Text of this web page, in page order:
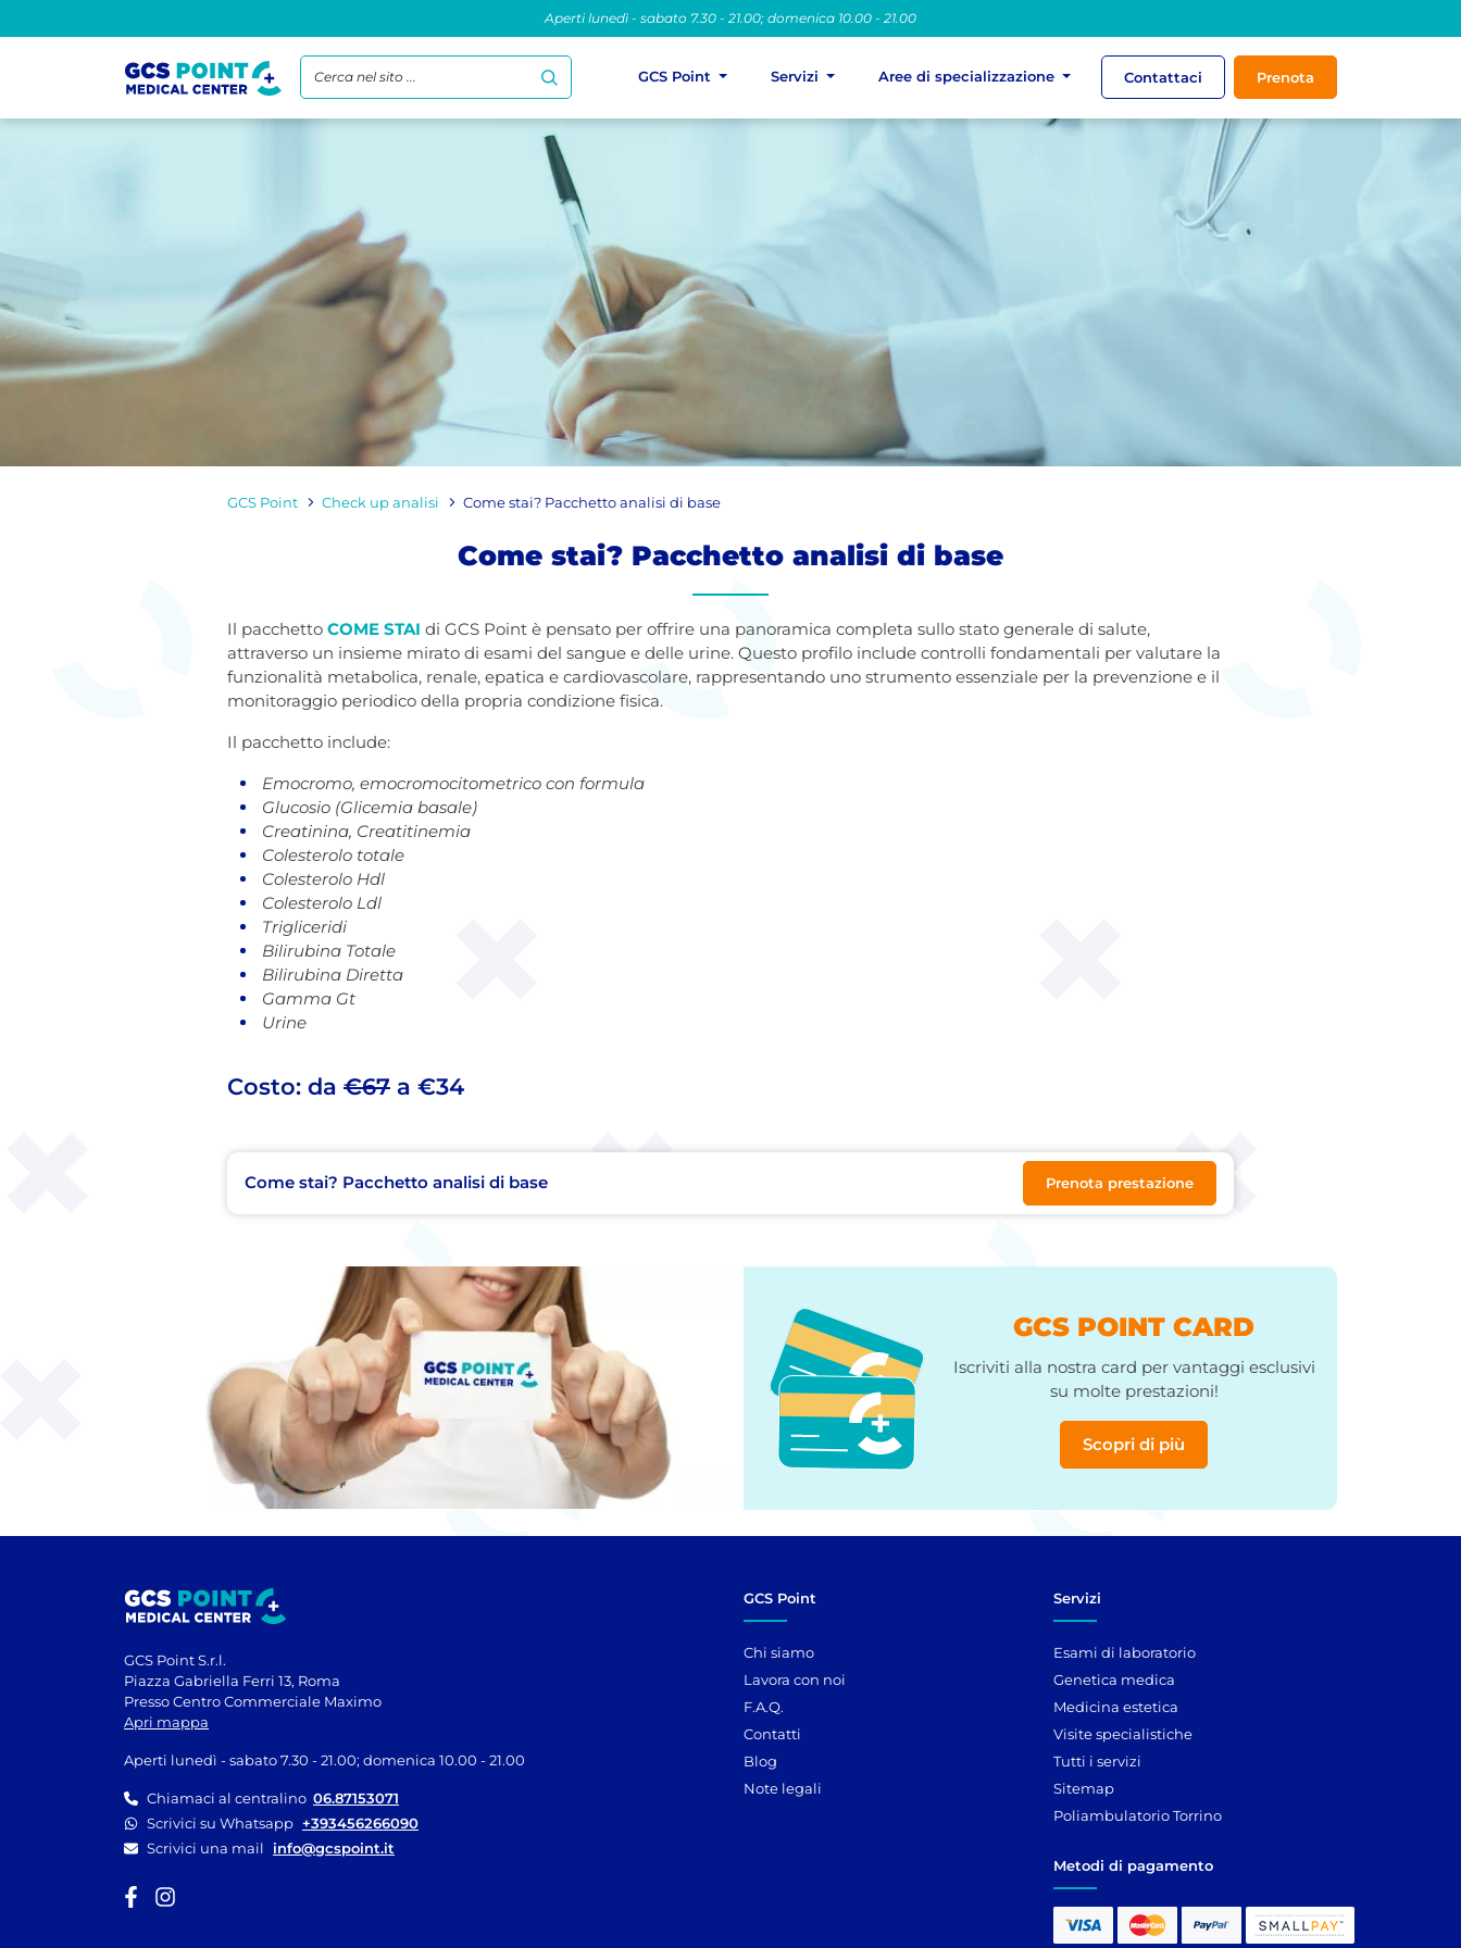
Aperti lunedì - sabato 7.30 - 21.00; domenica 10.00 - 21.00
Cerca nel sito ... GCS Point Servizi Aree di specializzazione Contattaci Prenota
GCS Point Check up analisi Come stai? Pacchetto analisi di base
Come stai? Pacchetto analisi di base
Il pacchetto COME STAI di GCS Point è pensato per offrire una panoramica completa sullo stato generale di salute,
attraverso un insieme mirato di esami del sangue e delle urine. Questo profilo include controlli fondamentali per valutare la
funzionalità metabolica, renale, epatica e cardiovascolare, rappresentando uno strumento essenziale per la prevenzione e il
monitoraggio periodico della propria condizione fisica.
Il pacchetto include:
Emocromo, emocromocitometrico con formula
Glucosio (Glicemia basale)
Creatinina, Creatitinemia
Colesterolo totale
Colesterolo Hdl
Colesterolo Ldl
Trigliceridi
Bilirubina Totale
Bilirubina Diretta
Gamma Gt
Urine
Costo: da €67 a €34
Come stai? Pacchetto analisi di base Prenota prestazione
GCS POINT CARD
Iscriviti alla nostra card per vantaggi esclusivi
su molte prestazioni!
Scopri di più
GCS Point S.r.l.
Piazza Gabriella Ferri 13, Roma
Presso Centro Commerciale Maximo
Apri mappa
Aperti lunedì - sabato 7.30 - 21.00; domenica 10.00 - 21.00
Chiamaci al centralino 06.87153071
Scrivici su Whatsapp +393456266090
Scrivici una mail
info@gcspoint.it
GCS Point
Chi siamo
Lavora con noi
F.A.Q.
Contatti
Blog
Note legali
Servizi
Esami di laboratorio
Genetica medica
Medicina estetica
Visite specialistiche
Tutti i servizi
Sitemap
Poliambulatorio Torrino
Metodi di pagamento